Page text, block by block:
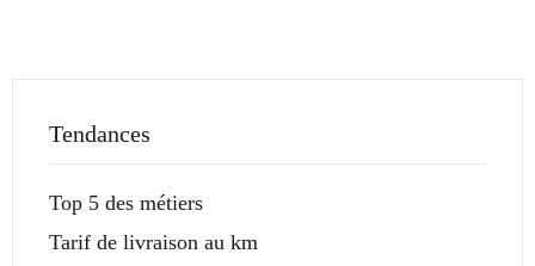
Tendances
Top 5 des métiers
Tarif de livraison au km